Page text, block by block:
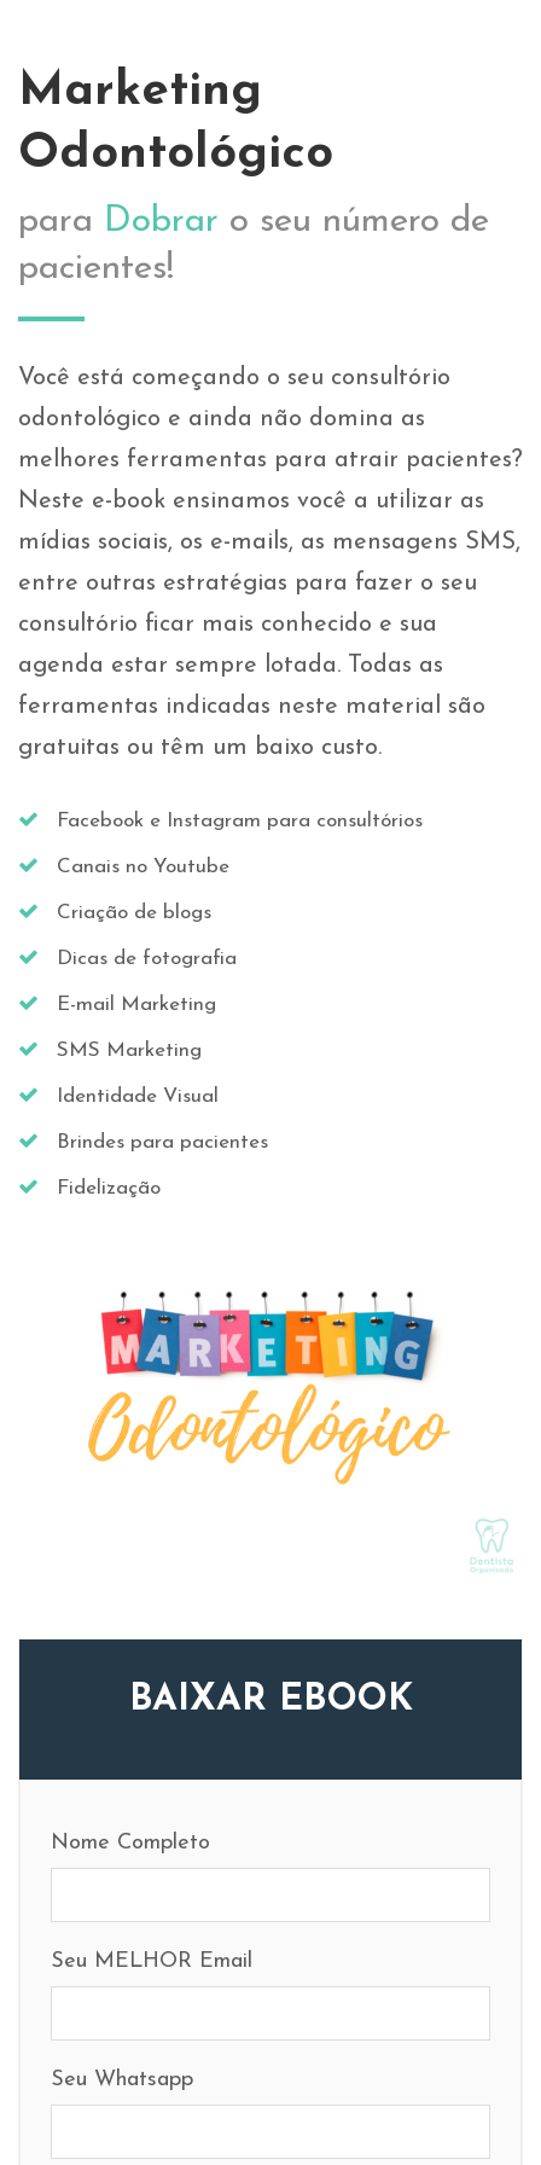
Marketing
Odontológico
para Dobrar o seu número de
pacientes!
Você está começando o seu consultório
odontológico e ainda não domina as
melhores ferramentas para atrair pacientes?
Neste e-book ensinamos você a utilizar as
mídias sociais, os e-mails, as mensagens SMS,
entre outras estratégias para fazer o seu
consultório ficar mais conhecido e sua
agenda estar sempre lotada. Todas as
ferramentas indicadas neste material são
gratuitas ou têm um baixo custo.
Facebook e Instagram para consultórios
Canais no Youtube
Criação de blogs
Dicas de fotografia
E-mail Marketing
SMS Marketing
Identidade Visual
Brindes para pacientes
Fidelização
BAIXAR EBOOK
Nome Completo
Seu MELHOR Email
Seu Whatsapp